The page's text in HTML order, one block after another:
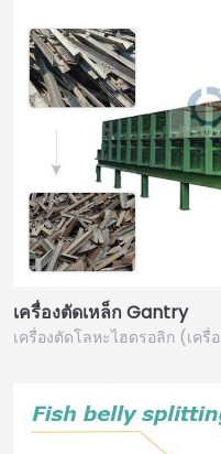
เครื่องตัดเหล็ก Gantry
เครื่องตัดโลหะไฮดรอลิก (เค